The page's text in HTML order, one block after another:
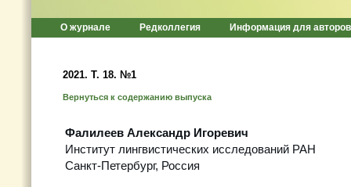
О журнале Редколлегия Информация для авторов
2021. Т. 18. №1
Вернуться к содержанию выпуска
Фалилеев Александр Игоревич
Институт лингвистических исследований РАН
Санкт-Петербург, Россия